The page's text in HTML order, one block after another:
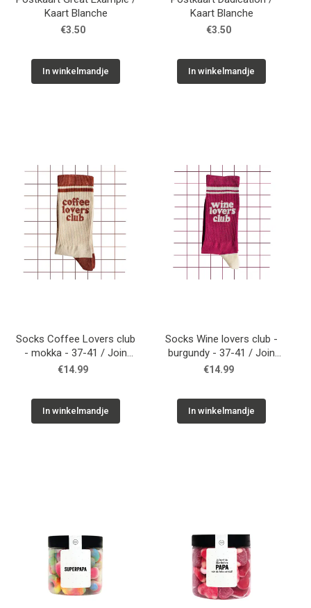
Kaart Blanche
€3.50
In winkelmandje
Kaart Blanche
€3.50
In winkelmandje
Socks Coffee Lovers club
- mokka - 37-41 / Join
The Club
€14.99
In winkelmandje
Socks Wine lovers club -
burgundy - 37-41 / Join
The Club
€14.99
In winkelmandje